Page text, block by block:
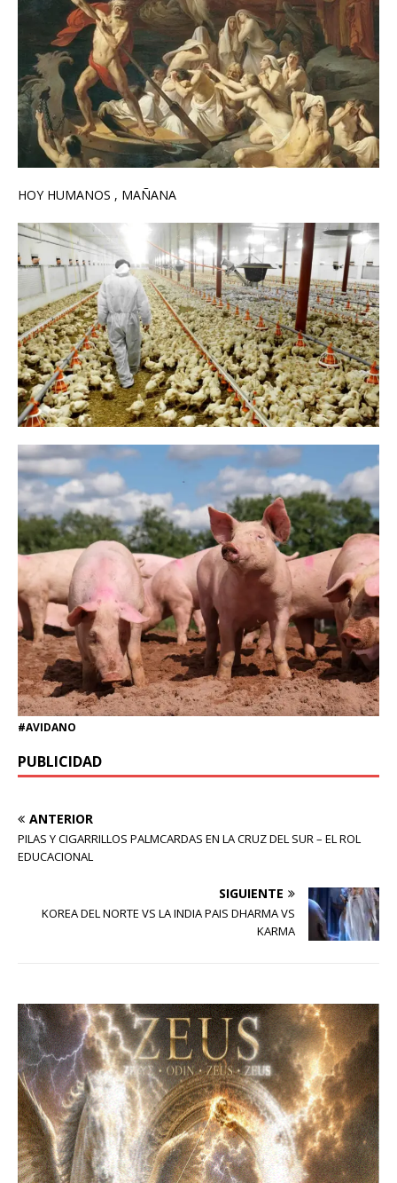
HOY HUMANOS , MAÑANA
#AVIDANO
PUBLICIDAD
ANTERIOR
PILAS Y CIGARRILLOS PALMCARDAS EN LA CRUZ DEL SUR – EL ROL
EDUCACIONAL
SIGUIENTE
KOREA DEL NORTE VS LA INDIA PAIS DHARMA VS
KARMA